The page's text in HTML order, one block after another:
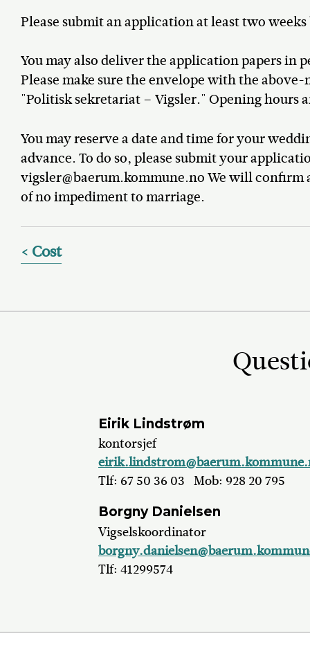
Please submit an application at least two
You may also deliver the application papers in
Please make sure the envelope with the
"Politisk sekretariat – Vigsler." Opening hours
You may reserve a date and time for your
advance. To do so, please submit your
vigsler@baerum.kommune.no We will
of no impediment to marriage.
Cost
Eirik Lindstrøm
kontorsjef
Tlf: 67 50 36 03 Mob: 928 20 795
Borgny Danielsen
Vigselskoordinator
Tlf: 41299574